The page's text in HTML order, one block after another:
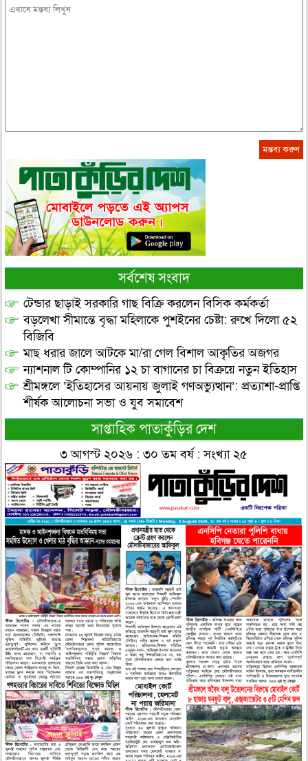
সর্বশেষ সংবাদ
টেন্ডার ছাড়াই সরকারি গাছ বিক্রি করলেন বিসিক কর্মকর্তা
বড়লেখা সীমান্তে বৃদ্ধা মহিলাকে পুশইনের চেষ্টা: রুখে দিলো ৫২
বিজিবি
মাছ ধরার জালে আটকে মা/রা গেল বিশাল আকৃতির অজগর
ন্যাশনাল টি কোম্পানির ১২ চা বাগানের চা বিক্রয়ে নতুন ইতিহাস
শ্রীমঙ্গলে ‘ইতিহাসের আয়নায় জুলাই গণঅভ্যুত্থান’: প্রত্যাশা-প্রাপ্তি
শীর্ষক আলোচনা সভা ও যুব সমাবেশ
সাপ্তাহিক পাতাকুঁড়ির দেশ
৩ আগস্ট ২০২৬ : ৩০ তম বর্ষ : সংখ্যা ২৫